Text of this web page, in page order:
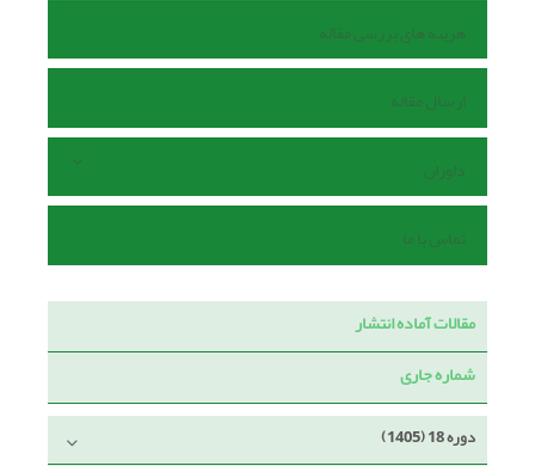
هزینه های بررسی مقاله
ارسال مقاله
داوران
تماس با ما
مقالات آماده انتشار
شماره جاری
دوره 18 (1405)